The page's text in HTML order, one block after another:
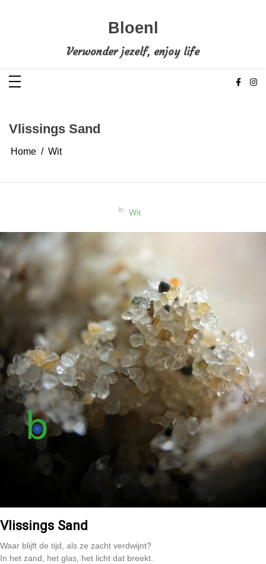
Bloenl
Verwonder jezelf, enjoy life
Vlissings Sand
Home Wit
In Wit
Vlissings Sand
Waar blijft de tijd, als ze zacht verdwijnt?
In het zand, het glas, het licht dat breekt.